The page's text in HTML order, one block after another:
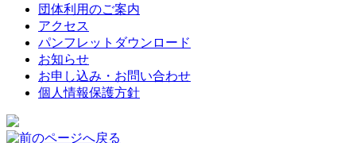
団体利用のご案内
アクセス
パンフレットダウンロード
お知らせ
お申し込み・お問い合わせ
個人情報保護方針